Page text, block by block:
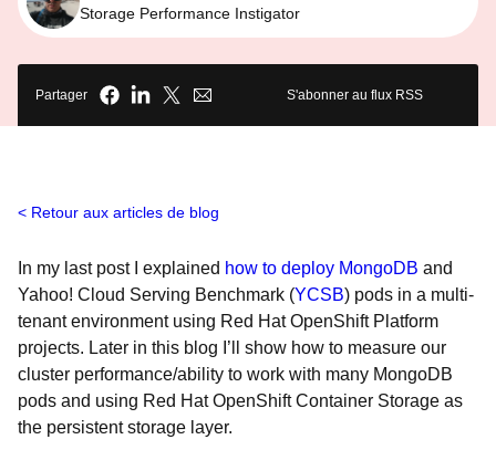
Storage Performance Instigator
Partager S'abonner au flux RSS
Retour aux articles de blog
In my last post I explained how to deploy MongoDB and
Yahoo! Cloud Serving Benchmark (YCSB) pods in a multi-
tenant environment using Red Hat OpenShift Platform
projects. Later in this blog I’ll show how to measure our
cluster performance/ability to work with many MongoDB
pods and using Red Hat OpenShift Container Storage as
the persistent storage layer.